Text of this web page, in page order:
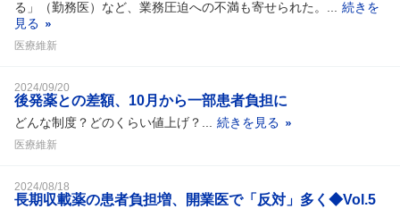
る」（勤務医）など、業務圧迫への不満も寄せられた。... 続きを
見る
医療維新
2024/09/20
後発薬との差額、10月から一部患者負担に
どんな制度？どのくらい値上げ？... 続きを見る
医療維新
2024/08/18
長期収載薬の患者負担増、開業医で「反対」多く◆Vol.5